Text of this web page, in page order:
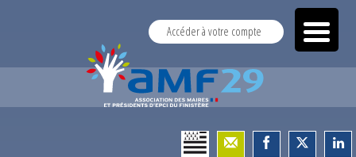
Accéder à votre compte